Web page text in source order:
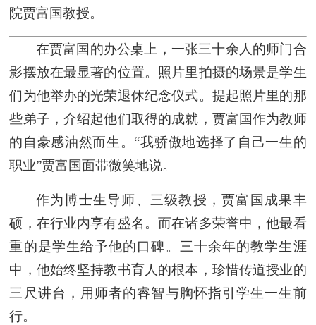
院贾富国教授。
在贾富国的办公桌上，一张三十余人的师门合
影摆放在最显著的位置。照片里拍摄的场景是学生
们为他举办的光荣退休纪念仪式。提起照片里的那
些弟子，介绍起他们取得的成就，贾富国作为教师
的自豪感油然而生。“我骄傲地选择了自己一生的
职业”贾富国面带微笑地说。
作为博士生导师、三级教授，贾富国成果丰
硕，在行业内享有盛名。而在诸多荣誉中，他最看
重的是学生给予他的口碑。三十余年的教学生涯
中，他始终坚持教书育人的根本，珍惜传道授业的
三尺讲台，用师者的睿智与胸怀指引学生一生前
行。